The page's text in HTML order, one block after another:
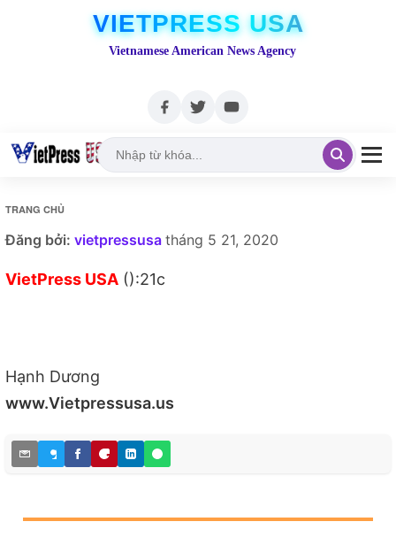
VIETPRESS USA
Vietnamese American News Agency
TRANG CHỦ
Đăng bởi: vietpressusa tháng 5 21, 2020
VietPress USA ():21c
Hạnh Dương
www.Vietpressusa.us